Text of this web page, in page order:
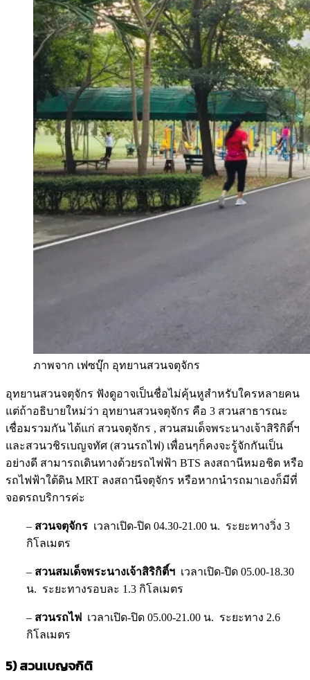
ภาพจาก เฟซบุ๊ก อุทยานสวนจตุจักร
อุทยานสวนจตุจักร ฟังดูอาจเป็นชื่อไม่คุ้นหูสำหรับใครหลายคน
แต่ถ้าอธิบายใหม่ว่า อุทยานสวนจตุจักร คือ 3 สวนสาธารณะ
เชื่อมรวมกัน ได้แก่ สวนจตุจักร , สวนสมเด็จพระนางเจ้าสิริกิติ์ฯ
และสวนวชิรเบญจทัศ (สวนรถไฟ) เพื่อนๆก็คงจะรู้จักกันเป็น
อย่างดี สามารถเดินทางด้วยรถไฟฟ้า BTS ลงสถานีหมอชิต หรือ
รถไฟฟ้าใต้ดิน MRT ลงสถานีจตุจักร หรือหากนำรถมาเองก็มีที่
จอดรถบริการค่ะ
– สวนจตุจักร เวลาเปิด-ปิด 04.30-21.00 น. ระยะทางวิ่ง 3
กิโลเมตร
– สวนสมเด็จพระนางเจ้าสิริกิติ์ฯ เวลาเปิด-ปิด 05.00-18.30
น. ระยะทางรอบละ 1.3 กิโลเมตร
– สวนรถไฟ
เวลาเปิด-ปิด 05.00-21.00 น. ระยะทาง 2.6
กิโลเมตร
5)สวนเบญจกิติ